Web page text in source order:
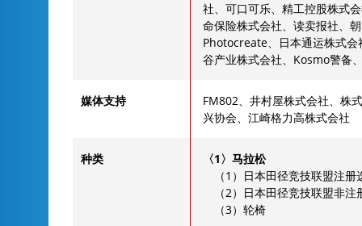
社、可口可乐、精工控股株式
命保险株式会社、读卖报社、
Photocreate、日本通运株式
谷产业株式会社、Kosmo警备
媒体支持
FM802、井村屋株式会社、株
兴协会、江崎格力高株式会社
种类
〈1〉马拉松
（1）日本田径竞技联盟注册
（2）日本田径竞技联盟非注
（3）轮椅